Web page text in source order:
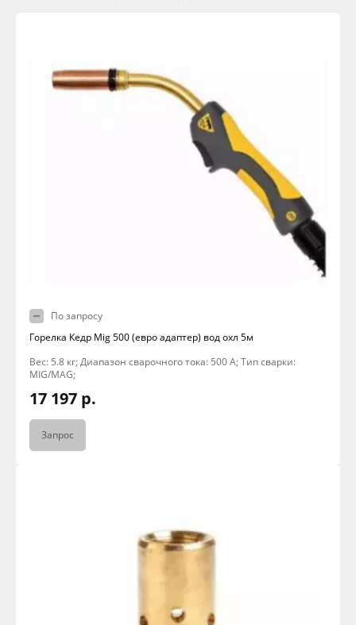
По запросу
Горелка Кедр Mig 500 (евро адаптер) вод охл 5м
Вес: 5.8 кг; Диапазон сварочного тока: 500 А; Тип сварки:
MIG/MAG;
17 197 р.
Запрос